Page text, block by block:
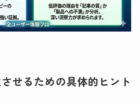
せるための具体的ヒント